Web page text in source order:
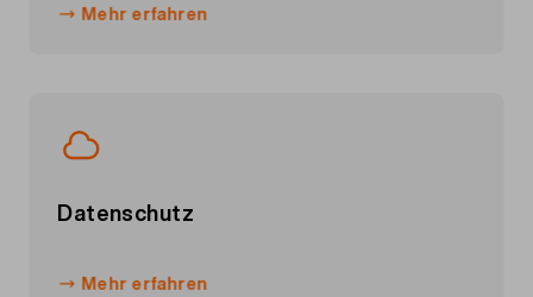
Mehr erfahren
Datenschutz
Mehr erfahren